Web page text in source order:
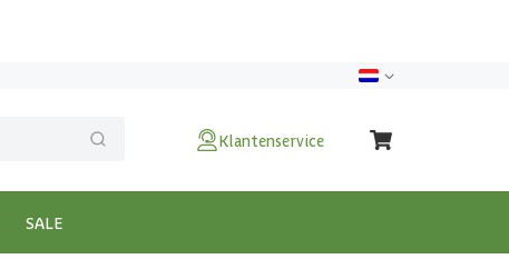
Klantenservice
SALE